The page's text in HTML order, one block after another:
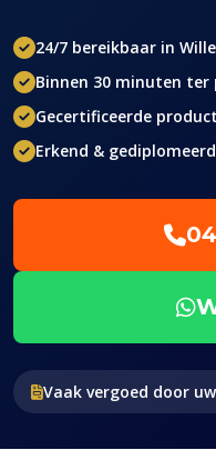
24/7 bereikbaar in
Binnen 30 minuten ter
Gecertificeerde
Erkend &
Vaak vergoed door